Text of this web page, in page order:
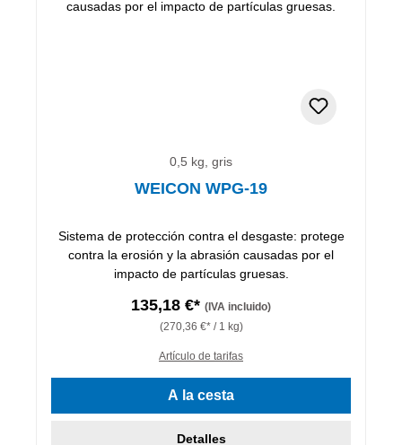
0,5 kg, gris
WEICON WPG-19
Sistema de protección contra el desgaste: protege
contra la erosión y la abrasión causadas por el
impacto de partículas gruesas.
135,18 €* (IVA incluido)
(270,36 €* / 1 kg)
Artículo de tarifas
A la cesta
Detalles